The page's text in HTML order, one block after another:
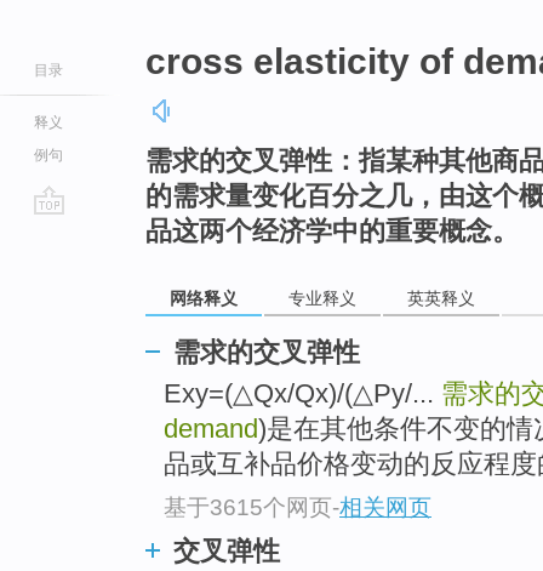
目录
释义
例句
cross elasticity of
需求的交叉弹性：指某种其他商
的需求量变化百分之几，由这个
品这两个经济学中的重要概念。
网络释义 专业释义 英英释义
需求的交叉弹性
Exy=(△Qx/Qx)/(△Py/... 需求的
demand)是在其他条件不变的
品或互补品价格变动的反应程
基于3615个网页-相关网页
交叉弹性